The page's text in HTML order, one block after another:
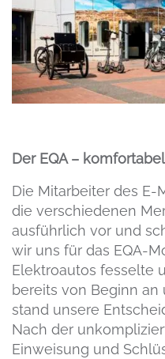
Der EQA –
Die Mitarbeiter des E-
die verschiedenen
ausführlich vor und
wir uns für das EQA-
Elektroautos fesselte
bereits von Beginn an
stand unsere
Nach der
Einweisung und